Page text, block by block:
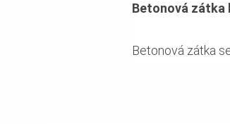
Betonová zátka
Betonová zátka